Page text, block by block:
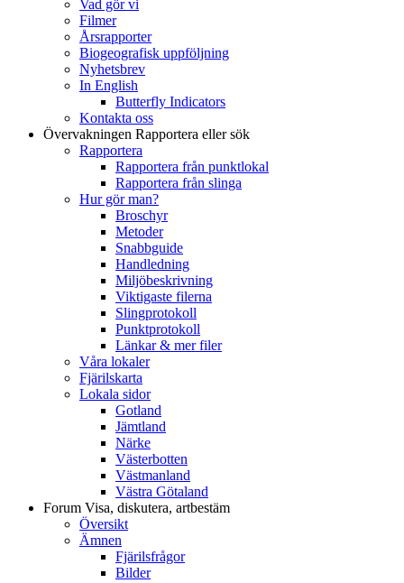
Vad gör vi
Filmer
Årsrapporter
Biogeografisk uppföljning
Nyhetsbrev
In English
Butterfly Indicators
Kontakta oss
Övervakningen Rapportera eller sök
Rapportera
Rapportera från punktlokal
Rapportera från slinga
Hur gör man?
Broschyr
Metoder
Snabbguide
Handledning
Miljöbeskrivning
Viktigaste filerna
Slingprotokoll
Punktprotokoll
Länkar & mer filer
Våra lokaler
Fjärilskarta
Lokala sidor
Gotland
Jämtland
Närke
Västerbotten
Västmanland
Västra Götaland
Forum Visa, diskutera, artbestäm
Översikt
Ämnen
Fjärilsfrågor
Bilder